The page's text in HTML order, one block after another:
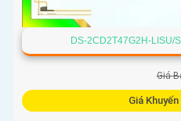
DS-2CD2T47G2H-LISU/
Giá
Giá